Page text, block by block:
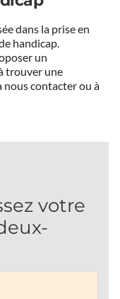
dans la prise en
handicap.
un
trouver une
nous contacter ou à
votre